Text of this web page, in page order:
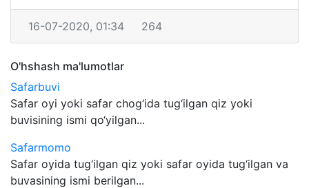
16-07-2020, 01:34 264
O'hshash ma'lumotlar
Safarbuvi
Safar oyi yoki safar chog‘ida tug‘ilgan qiz yoki
buvisining ismi qo‘yilgan...
Safarmomo
Safar oyida tug‘ilgan qiz yoki safar oyida tug‘ilgan va
buvasining ismi berilgan...